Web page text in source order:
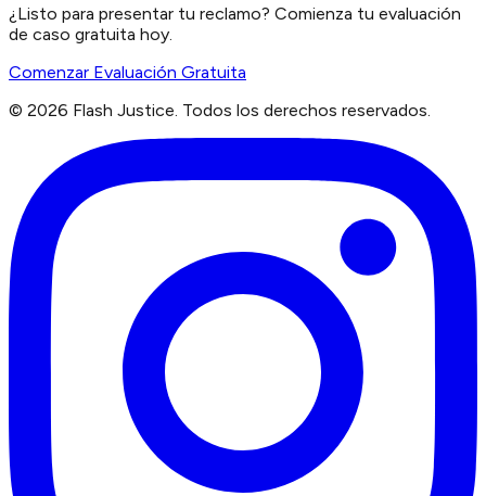
¿Listo para presentar tu reclamo? Comienza tu evaluación
de caso gratuita hoy.
Comenzar Evaluación Gratuita
© 2026 Flash Justice. Todos los derechos reservados.